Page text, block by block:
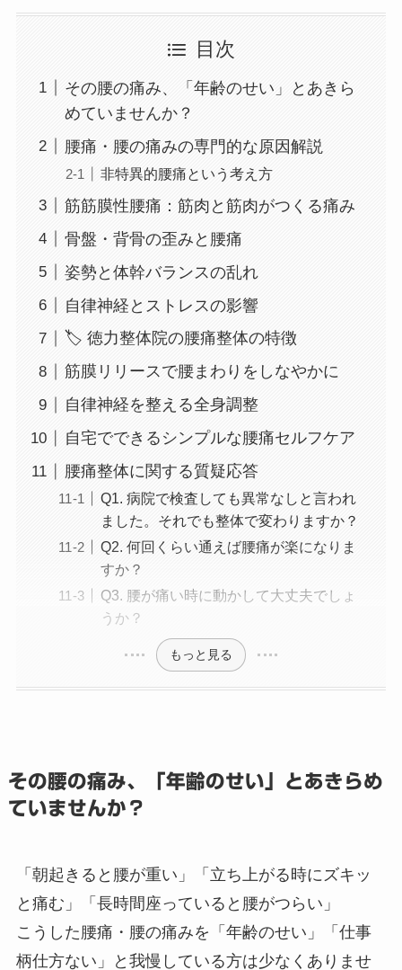
目次
その腰の痛み、「年齢のせい」とあきら
めていませんか？
腰痛・腰の痛みの専門的な原因解説
非特異的腰痛という考え方
筋筋膜性腰痛：筋肉と筋肉がつくる痛み
骨盤・背骨の歪みと腰痛
姿勢と体幹バランスの乱れ
自律神経とストレスの影響
🏷 徳力整体院の腰痛整体の特徴
筋膜リリースで腰まわりをしなやかに
自律神経を整える全身調整
自宅でできるシンプルな腰痛セルフケア
腰痛整体に関する質疑応答
Q1. 病院で検査しても異常なしと言われ
ました。それでも整体で変わりますか？
Q2. 何回くらい通えば腰痛が楽になりま
すか？
Q3. 腰が痛い時に動かして大丈夫でしょ
うか？
もっと見る
その腰の痛み、「年齢のせい」とあきらめ
ていませんか？
「朝起きると腰が重い」「立ち上がる時にズキッ
と痛む」「長時間座っていると腰がつらい」
こうした腰痛・腰の痛みを「年齢のせい」「仕事
柄仕方ない」と我慢している方は少なくありませ